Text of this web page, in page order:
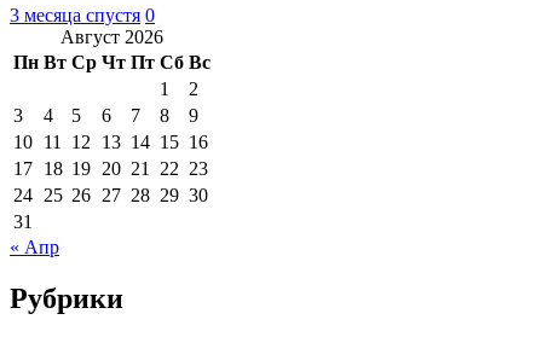
3 месяца спустя 0
Август 2026
Пн Вт Ср Чт Пт Сб Вс
1
2
3
4 5 6 7 8
9
10 11 12 13 14 15 16
17 18 19 20 21 22 23
24 25 26 27 28 29 30
31
« Апр
Рубрики